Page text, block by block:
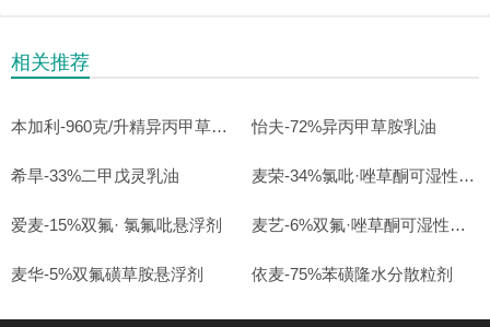
相关推荐
本加利-960克/升精异丙甲草胺乳油 怡夫-72%异丙甲草胺乳油
希旱-33%二甲戊灵乳油 麦荣-34%氯吡·唑草酮可湿性粉剂
爱麦-15%双氟· 氯氟吡悬浮剂 麦艺-6%双氟·唑草酮可湿性粉剂
麦华-5%双氟磺草胺悬浮剂 依麦-75%苯磺隆水分散粒剂